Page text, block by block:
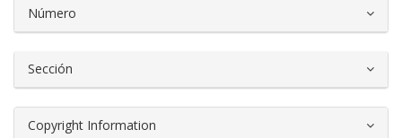
Número
Sección
Copyright Information